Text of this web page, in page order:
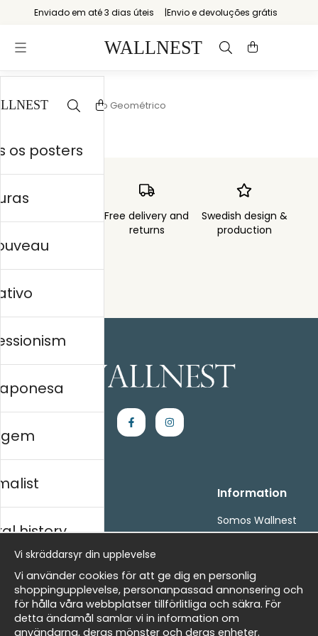
Enviado em até 3 dias úteis Envio e devoluções grátis
Início / Minimalismo Geométrico
Free delivery and
returns
Swedish design &
production
Handla
Villkor
- Returer och återbetalningar
Om cookies
Mina favoriter
Information
Somos Wallnest
FAQ
Newsletter
os posters
history
Vi skräddarsyr din upplevelse
Vi använder cookies för att ge dig en personlig
shoppingupplevelse, personanpassad annonsering och
för hålla våra webbplatser tillförlitliga och säkra. För
detta ändamål samlar vi in information om
användarna, deras mönster och deras enheter.